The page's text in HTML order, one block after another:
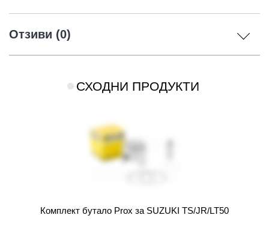
Отзиви (0)
СХОДНИ ПРОДУКТИ
Комплект бутало Prox за SUZUKI TS/JR/LT50